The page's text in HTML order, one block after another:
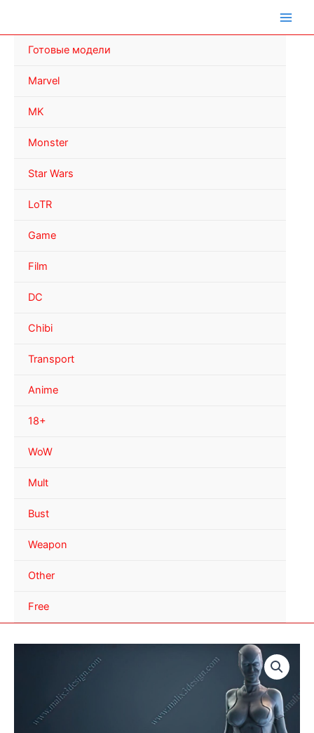
Готовые модели
Marvel
MK
Monster
Star Wars
LoTR
Game
Film
DC
Chibi
Transport
Anime
18+
WoW
Mult
Bust
Weapon
Other
Free